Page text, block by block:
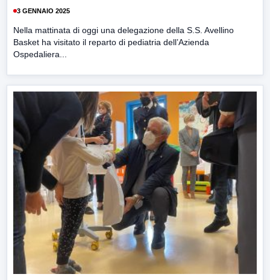
3 GENNAIO 2025
Nella mattinata di oggi una delegazione della S.S. Avellino
Basket ha visitato il reparto di pediatria dell’Azienda
Ospedaliera...